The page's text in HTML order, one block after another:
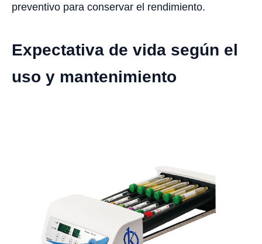
preventivo para conservar el rendimiento.
Expectativa de vida según el
uso y mantenimiento